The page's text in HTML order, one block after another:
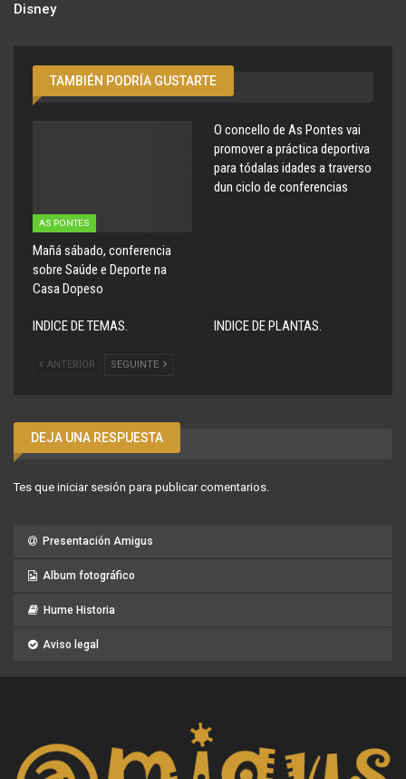
Disney
TAMBIÉN PODRÍA GUSTARTE
AS PONTES
Mañá sábado, conferencia
sobre Saúde e Deporte na
Casa Dopeso
O concello de As Pontes vai
promover a práctica deportiva
para tódalas idades a traverso
dun ciclo de conferencias
INDICE DE TEMAS. INDICE DE PLANTAS.
ANTERIOR SEGUINTE
DEJA UNA RESPUESTA
Tes que iniciar sesión para publicar comentarios.
Presentación Amigus
Album fotográfico
Hume Historia
Aviso legal